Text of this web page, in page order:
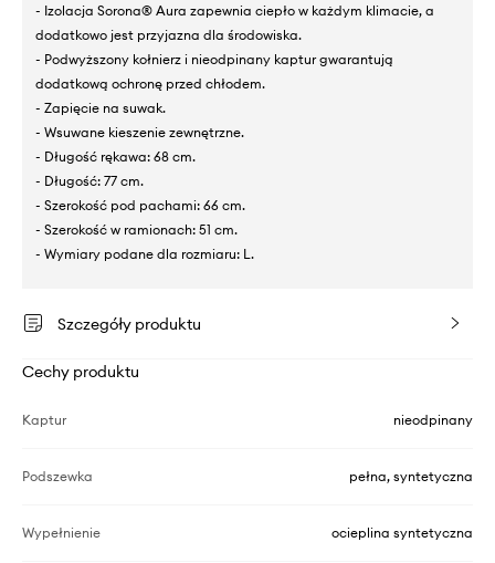
- Izolacja Sorona® Aura zapewnia ciepło w każdym klimacie, a
dodatkowo jest przyjazna dla środowiska.
- Podwyższony kołnierz i nieodpinany kaptur gwarantują
dodatkową ochronę przed chłodem.
- Zapięcie na suwak.
- Wsuwane kieszenie zewnętrzne.
- Długość rękawa: 68 cm.
- Długość: 77 cm.
- Szerokość pod pachami: 66 cm.
- Szerokość w ramionach: 51 cm.
- Wymiary podane dla rozmiaru: L.
Szczegóły produktu
Cechy produktu
Kaptur nieodpinany
Podszewka pełna, syntetyczna
Wypełnienie ocieplina syntetyczna